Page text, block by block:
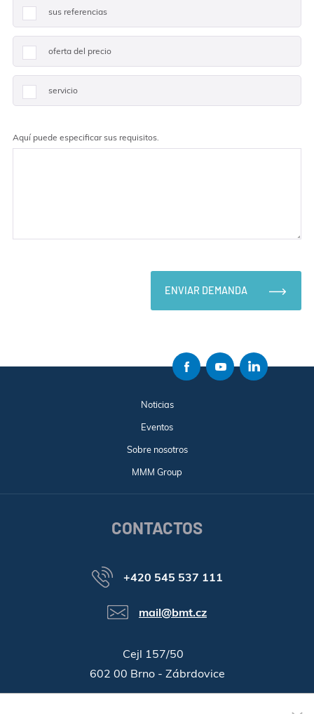
sus referencias
oferta del precio
servicio
Aquí puede especificar sus requisitos.
ENVIAR DEMANDA
Noticias
Eventos
Sobre nosotros
MMM Group
CONTACTOS
+420 545 537 111
mail@bmt.cz
Cejl 157/50
602 00 Brno - Zábrdovice